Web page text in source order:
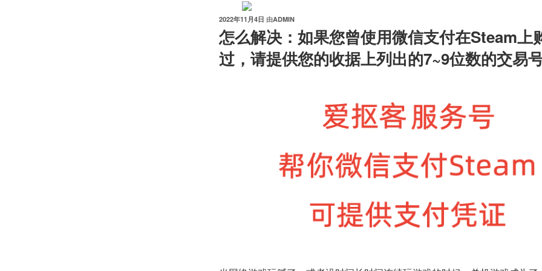
至
内
容
发
布
于
2022年11月4日 由ADMIN
怎么解决：如果您曾使用微信支付在Steam上
过，请提供您的收据上列出的7~9位数的交易